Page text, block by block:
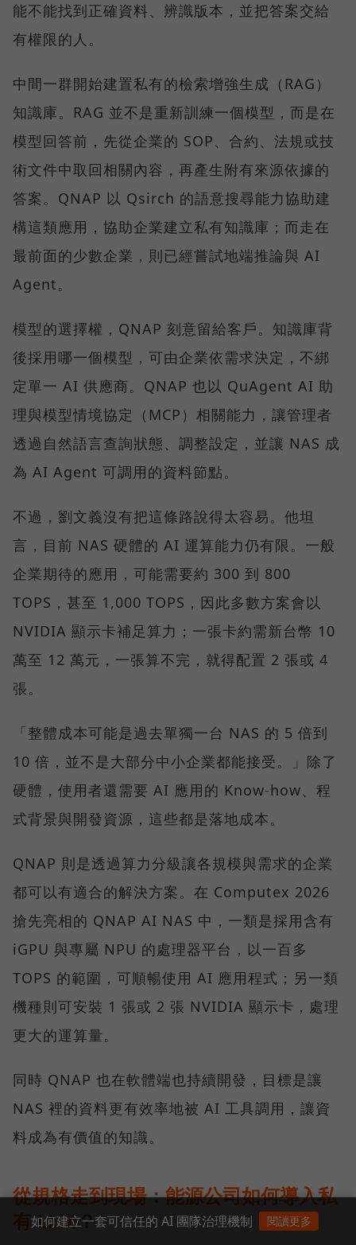
能不能找到正確資料、辨識版本，並把答案交給
有權限的人。
中間一群開始建置私有的檢索增強生成（RAG）
知識庫。RAG 並不是重新訓練一個模型，而是在
模型回答前，先從企業的 SOP、合約、法規或技
術文件中取回相關內容，再產生附有來源依據的
答案。QNAP 以 Qsirch 的語意搜尋能力協助建
構這類應用，協助企業建立私有知識庫；而走在
最前面的少數企業，則已經嘗試地端推論與 AI
Agent。
模型的選擇權，QNAP 刻意留給客戶。知識庫背
後採用哪一個模型，可由企業依需求決定，不綁
定單一 AI 供應商。QNAP 也以 QuAgent AI 助
理與模型情境協定（MCP）相關能力，讓管理者
透過自然語言查詢狀態、調整設定，並讓 NAS 成
為 AI Agent 可調用的資料節點。
不過，劉文義沒有把這條路說得太容易。他坦
言，目前 NAS 硬體的 AI 運算能力仍有限。一般
企業期待的應用，可能需要約 300 到 800
TOPS，甚至 1,000 TOPS，因此多數方案會以
NVIDIA 顯示卡補足算力；一張卡約需新台幣 10
萬至 12 萬元，一張算不完，就得配置 2 張或 4
張。
「整體成本可能是過去單獨一台 NAS 的 5 倍到
10 倍，並不是大部分中小企業都能接受。」除了
硬體，使用者還需要 AI 應用的 Know-how、程
式背景與開發資源，這些都是落地成本。
QNAP 則是透過算力分級讓各規模與需求的企業
都可以有適合的解決方案。在 Computex 2026
搶先亮相的 QNAP AI NAS 中，一類是採用含有
iGPU 與專屬 NPU 的處理器平台，以一百多
TOPS 的範圍，可順暢使用 AI 應用程式；另一類
機種則可安裝 1 張或 2 張 NVIDIA 顯示卡，處理
更大的運算量。
同時 QNAP 也在軟體端也持續開發，目標是讓
NAS 裡的資料更有效率地被 AI 工具調用，讓資
料成為有價值的知識。
從規格走到現場：能源公司如何導入私
有 LLM？
如何建立一套可信任的 AI 團隊治理機制 閱讀更多